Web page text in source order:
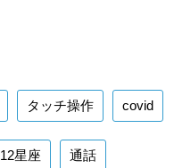
タッチ操作 covid
12星座 通話